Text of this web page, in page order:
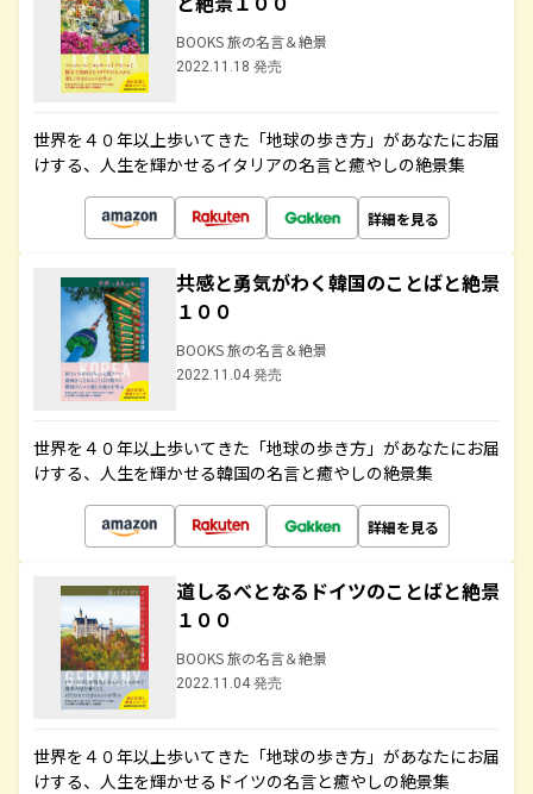
BOOKS 旅の名言＆絶景
2022.11.18 発売
世界を４０年以上歩いてきた「地球の歩き方」があなたにお届
けする、人生を輝かせるイタリアの名言と癒やしの絶景集
詳細を見る
共感と勇気がわく韓国のことばと絶景
１００
BOOKS 旅の名言＆絶景
2022.11.04 発売
世界を４０年以上歩いてきた「地球の歩き方」があなたにお届
けする、人生を輝かせる韓国の名言と癒やしの絶景集
詳細を見る
道しるべとなるドイツのことばと絶景
１００
BOOKS 旅の名言＆絶景
2022.11.04 発売
世界を４０年以上歩いてきた「地球の歩き方」があなたにお届
けする、人生を輝かせるドイツの名言と癒やしの絶景集